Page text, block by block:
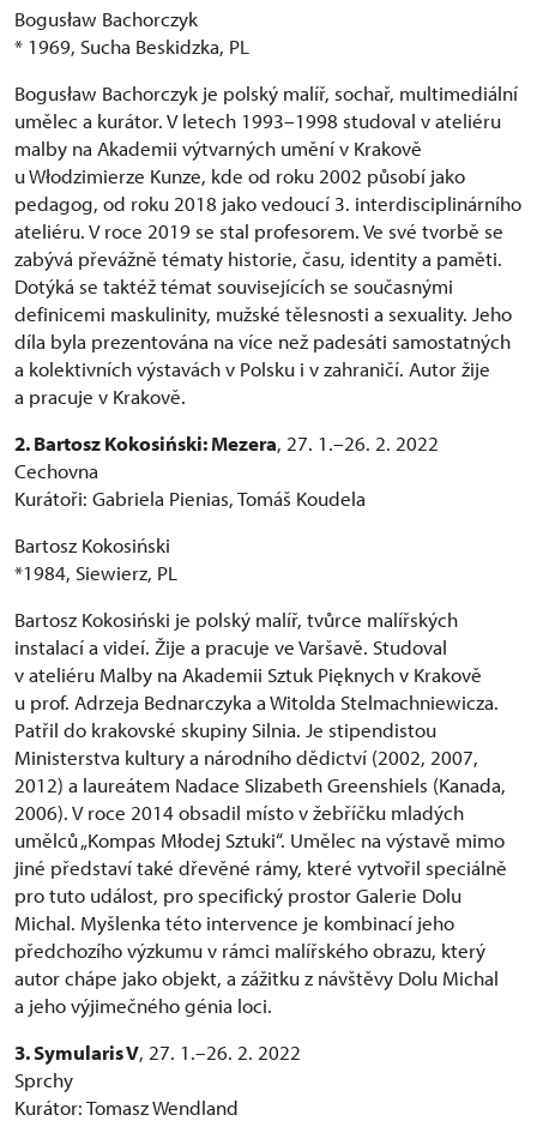
Bogusław Bachorczyk
* 1969, Sucha Beskidzka, PL
Bogusław Bachorczyk je polský malíř, sochař, multimediální
umělec a kurátor. V letech 1993–1998 studoval v ateliéru
malby na Akademii výtvarných umění v Krakově
u Włodzimierze Kunze, kde od roku 2002 působí jako
pedagog, od roku 2018 jako vedoucí 3. interdisciplinárního
ateliéru. V roce 2019 se stal profesorem. Ve své tvorbě se
zabývá převážně tématy historie, času, identity a paměti.
Dotýká se taktéž témat souvisejících se současnými
definicemi maskulinity, mužské tělesnosti a sexuality. Jeho
díla byla prezentována na více než padesáti samostatných
a kolektivních výstavách v Polsku i v zahraničí. Autor žije
a pracuje v Krakově.
2. Bartosz Kokosiński: Mezera, 27. 1.–26. 2. 2022
Cechovna
Kurátoři: Gabriela Pienias, Tomáš Koudela
Bartosz Kokosiński
*1984, Siewierz, PL
Bartosz Kokosiński je polský malíř, tvůrce malířských
instalací a videí. Žije a pracuje ve Varšavě. Studoval
v ateliéru Malby na Akademii Sztuk Pięknych v Krakově
u prof. Adrzeja Bednarczyka a Witolda Stelmachniewicza.
Patřil do krakovské skupiny Silnia. Je stipendistou
Ministerstva kultury a národního dědictví (2002, 2007,
2012) a laureátem Nadace Slizabeth Greenshiels (Kanada,
2006). V roce 2014 obsadil místo v žebříčku mladých
umělců „Kompas Młodej Sztuki“. Umělec na výstavě mimo
jiné představí také dřevěné rámy, které vytvořil speciálně
pro tuto událost, pro specifický prostor Galerie Dolu
Michal. Myšlenka této intervence je kombinací jeho
předchozího výzkumu v rámci malířského obrazu, který
autor chápe jako objekt, a zážitku z návštěvy Dolu Michal
a jeho výjimečného génia loci.
3. Symularis V, 27. 1.–26. 2. 2022
Sprchy
Kurátor: Tomasz Wendland